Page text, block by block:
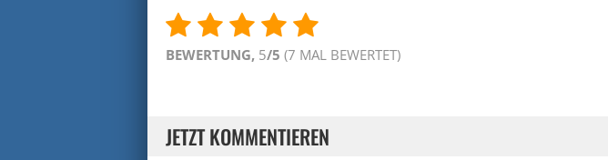
BEWERTUNG, 5/5 (7 MAL BEWERTET)
JETZT KOMMENTIEREN